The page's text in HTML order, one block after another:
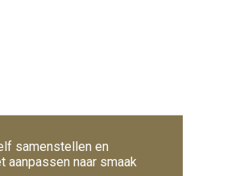
samenstellen en
aanpassen naar smaak